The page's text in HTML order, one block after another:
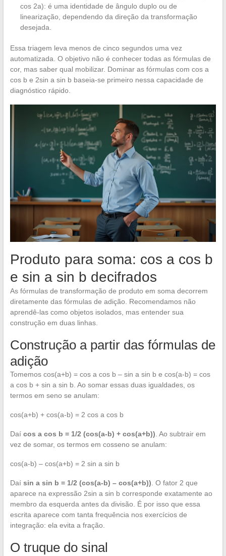
cos 2a): é uma identidade de ângulo duplo ou de
linearização, dependendo da direção da transformação
desejada.
Essa triagem leva menos de cinco segundos uma vez
automatizada. O objetivo não é conhecer todas as fórmulas de
cor, mas saber qual mobilizar. Dominar as fórmulas com cos a
cos b e 2sin a sin b baseia-se primeiro nessa capacidade de
diagnóstico rápido.
Produto para soma: cos a cos b
e sin a sin b decifrados
As fórmulas de transformação de produto em soma decorrem
diretamente das fórmulas de adição. Recomendamos não
aprendê-las como objetos isolados, mas entender sua
construção em duas linhas.
Construção a partir das fórmulas de
adição
Tomemos cos(a+b) = cos a cos b – sin a sin b e cos(a-b) = cos
a cos b + sin a sin b. Ao somar essas duas igualdades, os
termos em seno se anulam:
cos(a+b) + cos(a-b) = 2 cos a cos b
Daí cos a cos b = 1/2 (cos(a-b) + cos(a+b)) . Ao subtrair em
vez de somar, os termos em cosseno se anulam:
cos(a-b) – cos(a+b) = 2 sin a sin b
Daí sin a sin b = 1/2 (cos(a-b) – cos(a+b)) . O fator 2 que
aparece na expressão 2sin a sin b corresponde exatamente ao
membro da esquerda antes da divisão. É por isso que essa
escrita aparece com tanta frequência nos exercícios de
integração: ela evita a fração.
O truque do sinal